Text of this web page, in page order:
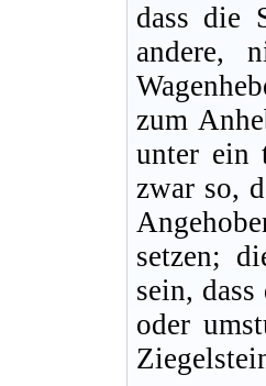
dass die
andere,
zum
unter ein
zwar so,
setzen;
sein,
oder